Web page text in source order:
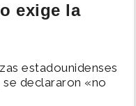
exige la
estadounidenses
se declararon «no